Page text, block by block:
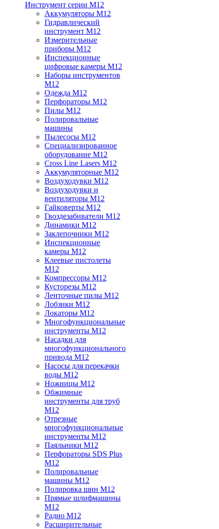
Инструмент серии M12
Аккумуляторы M12
Гидравлический
инструмент M12
Измерительные
приборы M12
Инспекционные
цифровые камеры M12
Наборы инструментов
M12
Одежда M12
Перфораторы M12
Пилы M12
Полировальные
машины
Пылесосы M12
Специализированное
оборудование M12
Cross Line Lasers M12
Аккумуляторные M12
Воздуходувки M12
Воздуходувки и
вентиляторы M12
Гайковерты M12
Гвоздезабиватели M12
Динамики M12
Заклепочники M12
Инспекционные
камеры M12
Клеевые пистолеты
M12
Компрессоры M12
Кусторезы M12
Ленточные пилы M12
Лобзики M12
Локаторы M12
Многофункциональные
инструменты M12
Насадки для
многофункционального
привода M12
Насосы для перекачки
воды M12
Ножницы M12
Обжимные
инструменты для труб
M12
Отрезные
многофункциональные
инструменты M12
Паяльники M12
Перфораторы SDS Plus
M12
Полировальные
машины M12
Полировка шин M12
Прямые шлифмашины
M12
Радио M12
Расширительные